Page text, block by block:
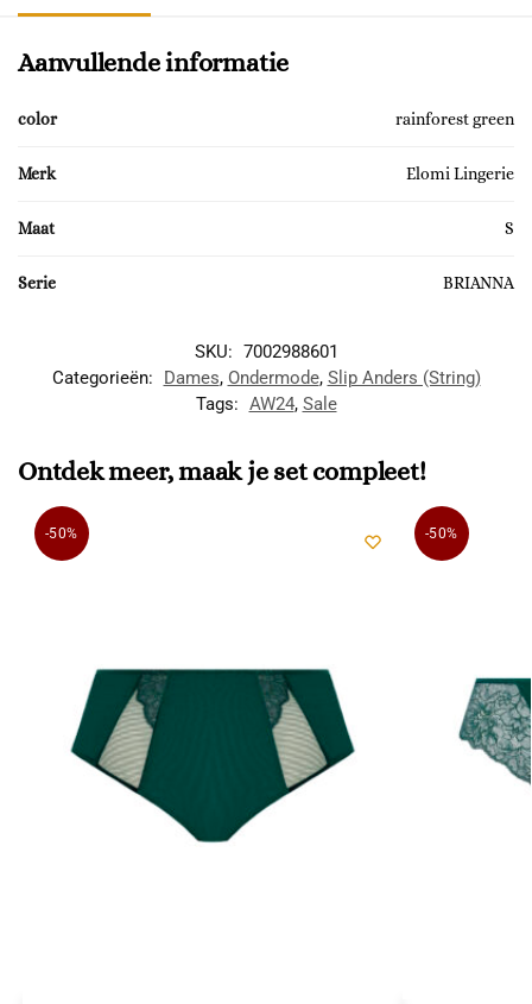
Aanvullende informatie
color rainforest green
Merk Elomi Lingerie
Maat S
Serie BRIANNA
SKU: 7002988601
Categorieën:
Dames, Ondermode, Slip Anders (String)
Tags: AW24, Sale
Ontdek meer, maak je set compleet!
-50% -50%